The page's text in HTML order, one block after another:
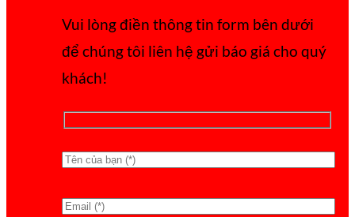
Vui lòng điền thông tin form bên dưới
để chúng tôi liên hệ gửi báo giá cho quý
khách!